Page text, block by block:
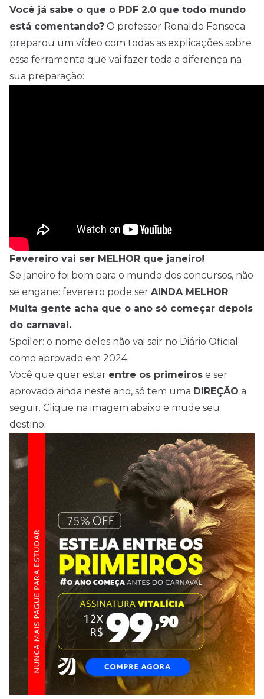
Você já sabe o que o PDF 2.0 que todo mundo
está comentando? O professor Ronaldo Fonseca
preparou um vídeo com todas as explicações sobre
essa ferramenta que vai fazer toda a diferença na
sua preparação:
Fevereiro vai ser MELHOR que janeiro!
Se janeiro foi bom para o mundo dos concursos, não
se engane: fevereiro pode ser AINDA MELHOR.
Muita gente acha que o ano só começar depois
do carnaval.
Spoiler: o nome deles não vai sair no Diário Oficial
como aprovado em 2024.
Você que quer estar entre os primeiros e ser
aprovado ainda neste ano, só tem uma DIREÇÃO a
seguir. Clique na imagem abaixo e mude seu
destino: